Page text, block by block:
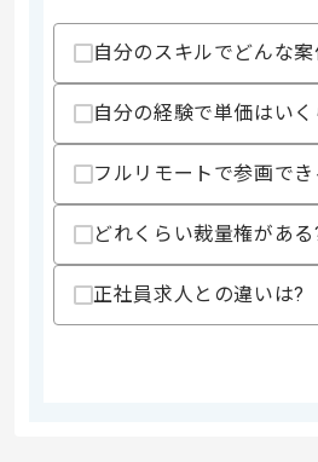
スキル
求めるスキ
• 下記い
-
-
-Python
• 自動化や
•
• Google
• GCPの運
• 非エン
自分のスキルでどんな
自分の経験で単価はい
フルリモートで参画でき
どれくらい裁量権がある
正社員求人との違いは?